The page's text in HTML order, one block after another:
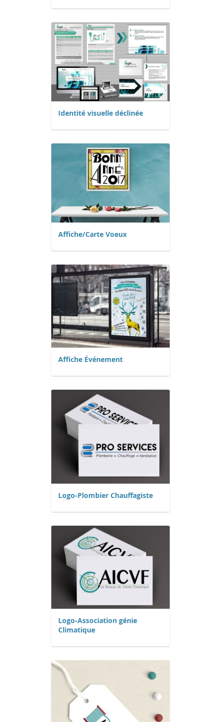
Identité visuelle déclinée
Affiche/Carte Voeux
Affiche Événement
Logo-Plombier Chauffagiste
Logo-Association génie
Climatique